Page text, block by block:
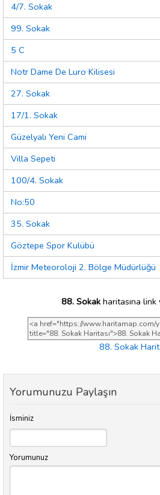
4/7. Sokak
99. Sokak
5 C
Notr Dame De Luro Kilisesi
27. Sokak
17/1. Sokak
Güzelyalı Yeni Cami
Villa Sepeti
100/4. Sokak
No:50
35. Sokak
Göztepe Spor Kulübü
İzmir Meteoroloji 2. Bölge Müdürlüğü
88. Sokak haritasına link
88. Sokak
Yorumunuzu Paylaşın
İsminiz
Yorumunuz